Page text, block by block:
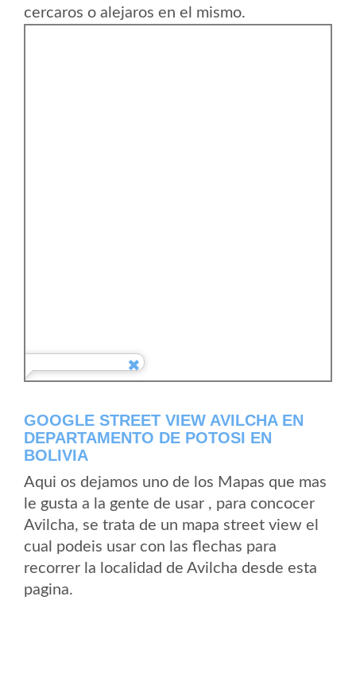
cercaros o alejaros en el mismo.
GOOGLE STREET VIEW AVILCHA EN
DEPARTAMENTO DE POTOSI EN
BOLIVIA
Aqui os dejamos uno de los Mapas que mas
le gusta a la gente de usar , para concocer
Avilcha, se trata de un mapa street view el
cual podeis usar con las flechas para
recorrer la localidad de Avilcha desde esta
pagina.